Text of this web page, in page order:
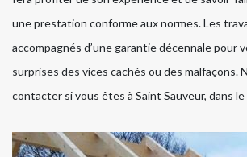
une prestation conforme aux normes. Les
accompagnés d’une garantie décennale pour
surprises des vices cachés ou des malfaçons.
contacter si vous êtes à Saint Sauveur, dans